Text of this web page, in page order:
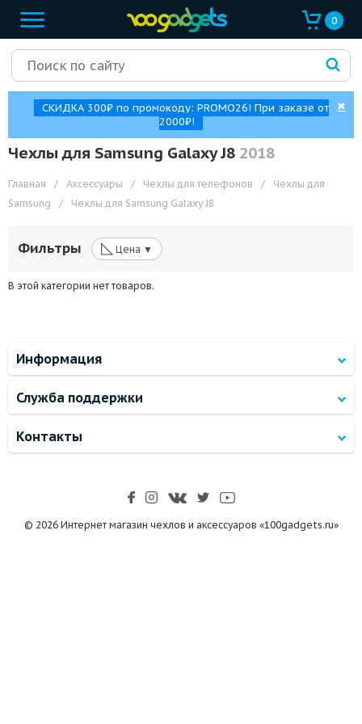
0
СКИДКА 300₽ по промокоду: PROMO26! При заказе от
2000₽!
✖
Чехлы для Samsung Galaxy J8 2018
Главная / Аксессуары / Чехлы для телефонов /
Чехлы для
Samsung
/ Чехлы для Samsung Galaxy J8
Фильтры ◺ Цена ▼
В этой категории нет товаров.
Информация
Служба поддержки
Контакты
© 2026 Интернет магазин чехлов и аксессуаров «100gadgets.ru»